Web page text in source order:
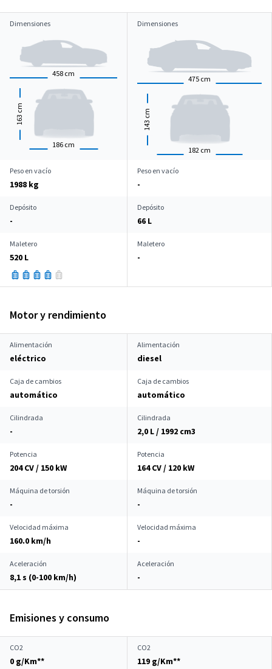
Dimensiones
458 cm
186 cm
163
cm
Dimensiones
475 cm
182 cm
143
cm
Peso en vacío
1988 kg
Peso en vacío
-
Depósito
-
Depósito
66 L
Maletero
520 L
Maletero
-
Motor y rendimiento
Alimentación
eléctrico
Alimentación
diesel
Caja de cambios
automático
Caja de cambios
automático
Cilindrada
-
Cilindrada
2,0 L / 1992 cm3
Potencia
204 CV / 150 kW
Potencia
164 CV / 120 kW
Máquina de torsión
-
Máquina de torsión
-
Velocidad máxima
160.0 km/h
Velocidad máxima
-
Aceleración
8,1 s (0-100 km/h)
Aceleración
-
Emisiones y consumo
CO2
0 g/Km**
CO2
119 g/Km**